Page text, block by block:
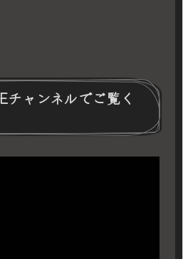
チャンネルでご覧く